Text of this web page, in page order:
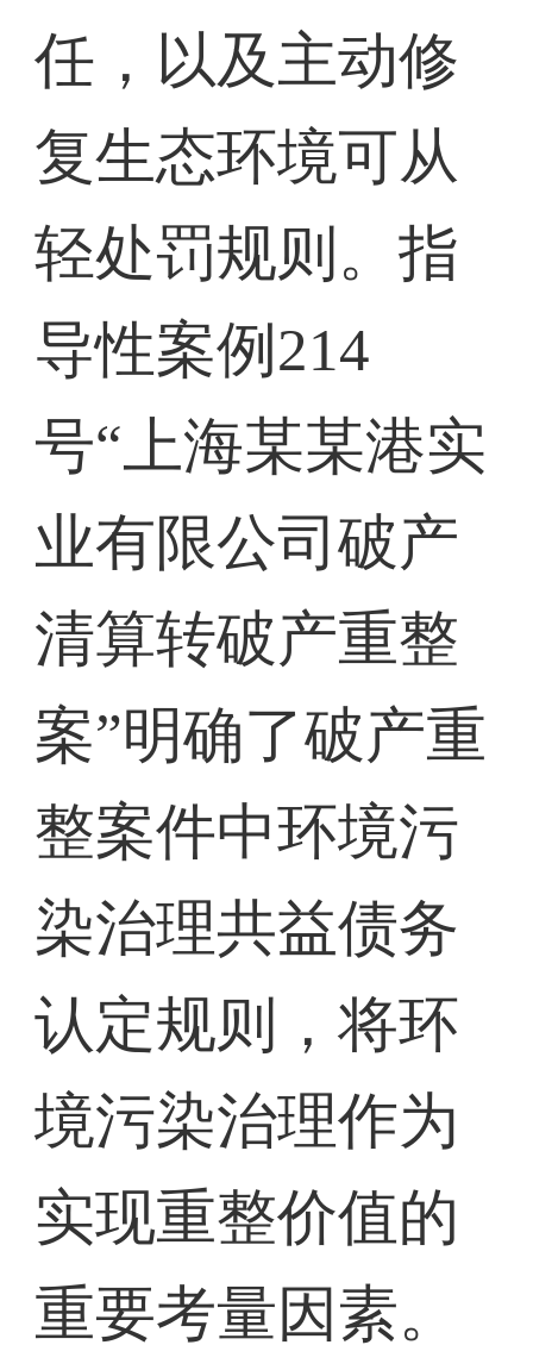
任，以及主动修
复生态环境可从
轻处罚规则。指
导性案例214
号“上海某某港实
业有限公司破产
清算转破产重整
案”明确了破产重
整案件中环境污
染治理共益债务
认定规则，将环
境污染治理作为
实现重整价值的
重要考量因素。